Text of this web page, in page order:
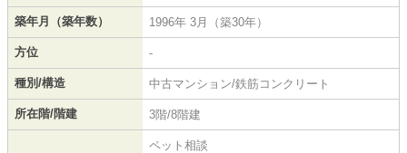
築年月（築年数） 1996年 3月（築30年）
方位 -
種別/構造 中古マンション/鉄筋コンクリート
所在階/階建 3階/8階建
ペット相談